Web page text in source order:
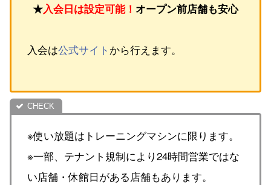
★入会日は設定可能！ オープン前店舗も安心
入会は公式サイト から行えます。
※使い放題はトレーニングマシンに限ります。
※一部、テナント規制により24時間営業ではな
い店舗・休館日がある店舗もあります。